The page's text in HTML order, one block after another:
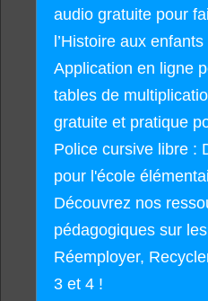
audio gratuite pour
l’Histoire aux enfants
Application en ligne
tables de
gratuite et pratique
Police cursive libre :
pour l'école
Découvrez nos
pédagogiques sur
Réemployer,
3 et 4 !